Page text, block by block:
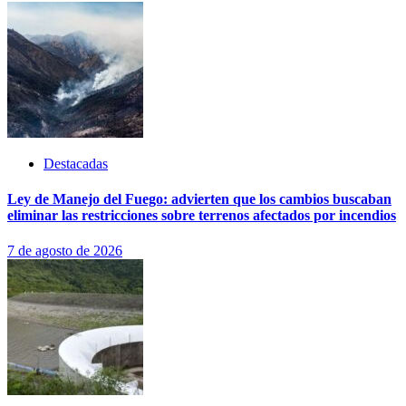
Destacadas
Ley de Manejo del Fuego: advierten que los cambios buscaban
eliminar las restricciones sobre terrenos afectados por incendios
7 de agosto de 2026